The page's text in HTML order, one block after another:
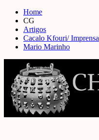
Skip
content
Home
CG
Artigos
Cacalo Kfouri/ Imprensa
Mario Marinho